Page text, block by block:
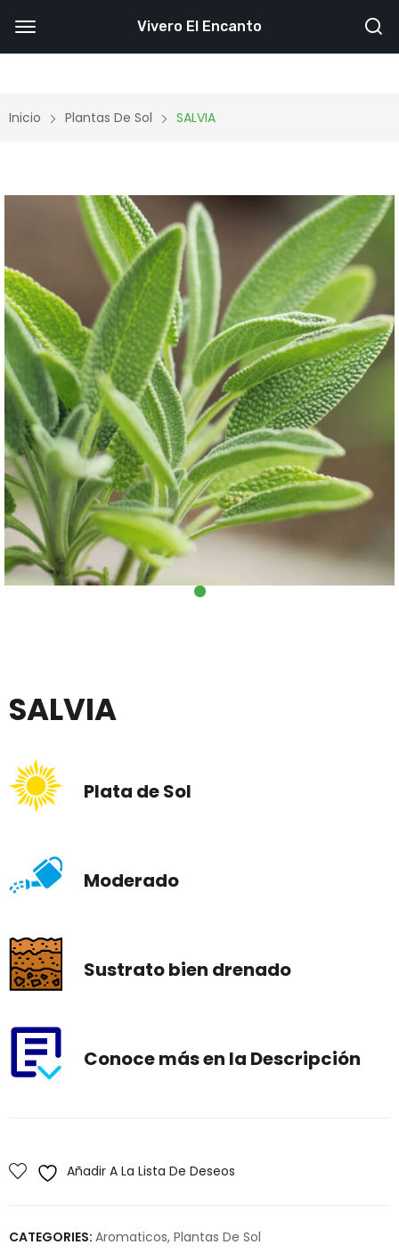
Inicio Plantas De Sol SALVIA
SALVIA
Plata de Sol
Moderado
Sustrato bien drenado
Conoce más en la Descripción
Añadir A La Lista De Deseos
CATEGORIES: Aromaticos, Plantas De Sol
Vivero El Encanto